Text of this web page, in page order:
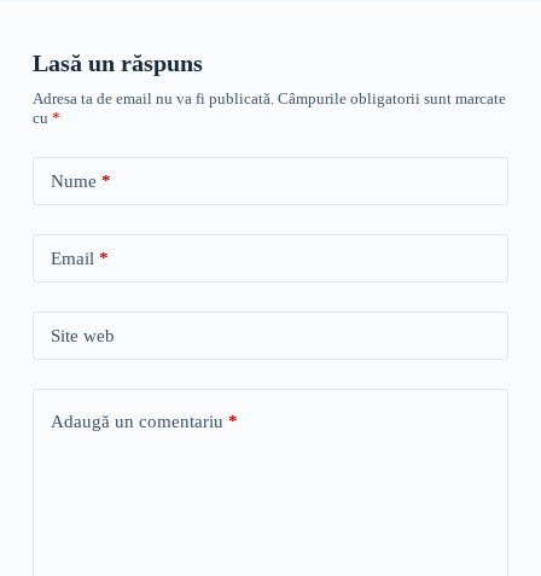
Lasă un răspuns
Adresa ta de email nu va fi publicată. Câmpurile obligatorii sunt marcate
cu *
Nume *
Email *
Site web
Adaugă un comentariu *